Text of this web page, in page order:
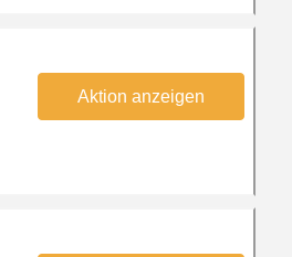
Aktion anzeigen